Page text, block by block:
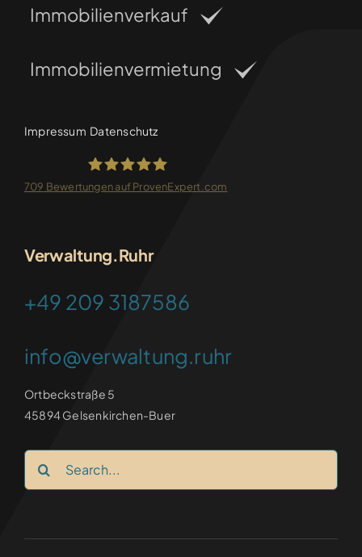
Immobilienverkauf
Immobilienvermietung
Impressum Datenschutz
709 Bewertungen auf ProvenExpert.com
Verwaltung.Ruhr
+49 209 3187586
info@verwaltung.ruhr
Ortbeckstraße 5
45894 Gelsenkirchen-Buer